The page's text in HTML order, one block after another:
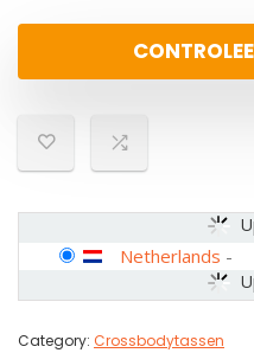
Netherlands -
Category: Crossbodytassen